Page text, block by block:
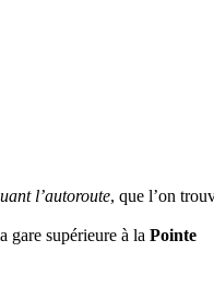
l’autoroute, que l’on
gare supérieure à la Pointe